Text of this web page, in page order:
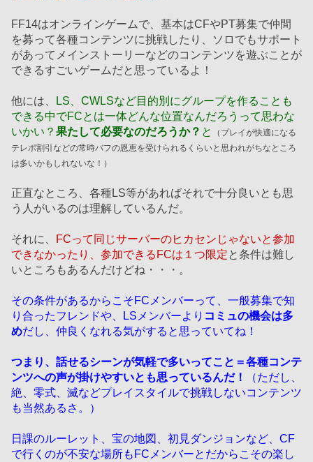
FF14はオンラインゲームで、基本はCFやPT募集で仲間
を募って各種コンテンツに挑戦したり、ソロでもサポート
があってメインストーリーなどのコンテンツを遊ぶことが
できるすごいゲームだと思っているよ！
他には、
LS、CWLSなど目的別にグループを作ることも
できる中でFCとは一体どんな位置なんだろうって思わな
いかい？ 果たして必要なのだろうか？ と
（プレイが快適になる
テレポ割引などの常時バフの恩恵を受けられるくらいと思われがちなところ
は多いかもしれないな！）
正直なところ、各種LS等があればそれで十分良いとも思
う人がいるのは理解しているんだ。
それに、
FCって同じサーバーのヒカセンじゃないと参加
できなかったり、参加できるFCは１つ限定と条件は難し
いところもあるんだけどね・・・。
その条件があるからこそFCメンバーって、一般募集で知
り合ったフレンドや、LSメンバーより コミュの機会は多
めだし、仲良くなれる気がすると思っていてね！
つまり、話せるシーンが気軽で多いってこと＝各種コンテ
ンツへの声が掛けやすいとも思っているんだ！
（ただし、
絶、零式、滅などプレイスタイルで挑戦しないコンテンツ
も当然あるさ。）
日課のルーレット、宝の地図、初見ダンジョンなど、CF
で行くのが不安な場所もFCメンバーとだからこその楽し